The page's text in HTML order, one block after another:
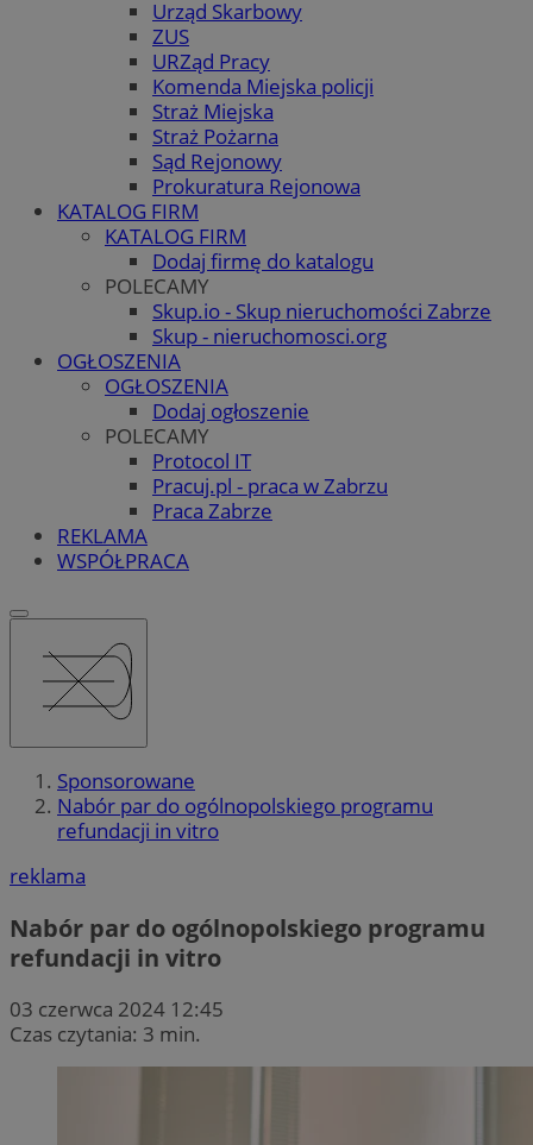
Urząd Skarbowy
ZUS
URZąd Pracy
Komenda Miejska policji
Straż Miejska
Straż Pożarna
Sąd Rejonowy
Prokuratura Rejonowa
KATALOG FIRM
KATALOG FIRM
Dodaj firmę do katalogu
POLECAMY
Skup.io - Skup nieruchomości Zabrze
Skup - nieruchomosci.org
OGŁOSZENIA
OGŁOSZENIA
Dodaj ogłoszenie
POLECAMY
Protocol IT
Pracuj.pl - praca w Zabrzu
Praca Zabrze
REKLAMA
WSPÓŁPRACA
Sponsorowane
Nabór par do ogólnopolskiego programu
refundacji in vitro
reklama
Nabór par do ogólnopolskiego programu
refundacji in vitro
03 czerwca 2024 12:45
Czas czytania: 3 min.